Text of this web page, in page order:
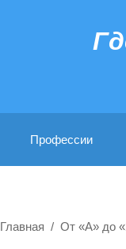
Профессии
Главная От «А» до